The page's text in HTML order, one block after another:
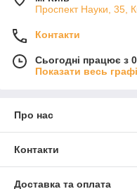
Проспект Науки, 35,
Контакти
Сьогодні працює з
Показати весь
Про нас
Контакти
Доставка та оплата